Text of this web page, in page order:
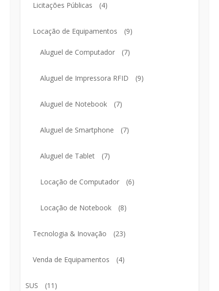
Licitações Públicas (4)
Locação de Equipamentos (9)
Aluguel de Computador (7)
Aluguel de Impressora RFID (9)
Aluguel de Notebook (7)
Aluguel de Smartphone (7)
Aluguel de Tablet (7)
Locação de Computador (6)
Locação de Notebook (8)
Tecnologia & Inovação (23)
Venda de Equipamentos (4)
SUS (11)